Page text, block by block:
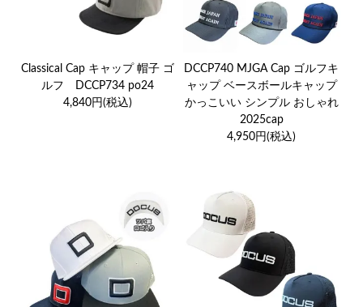
Classical Cap キャップ 帽子 ゴ
ルフ DCCP734 po24
4,840円(税込)
DCCP740 MJGA Cap ゴルフキ
ャップ ベースボールキャップ
かっこいい シンプル おしゃれ
2025cap
4,950円(税込)